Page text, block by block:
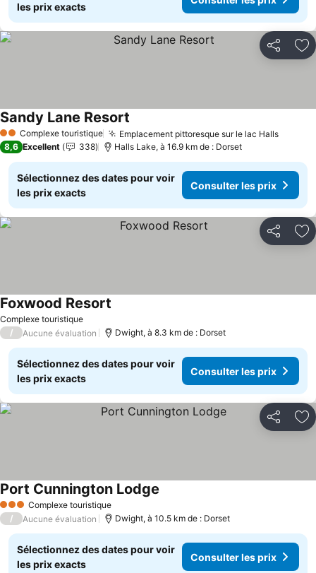
les prix exacts
Partager
2 ÉtoilesComplexe touristique Emplacement pittoresque sur le lac Halls
Sandy Lane Resort
8,6 Excellent 338 Halls Lake, à 16.9 km de : Dorset
Sélectionnez des dates pour voir
les prix exacts
Consulter les prix
Partager
Complexe touristique
Foxwood Resort
/ Aucune évaluation Dwight, à 8.3 km de : Dorset
Sélectionnez des dates pour voir
les prix exacts
Consulter les prix
Partager
3 ÉtoilesComplexe touristique
Port Cunnington Lodge
/ Aucune évaluation Dwight, à 10.5 km de : Dorset
Sélectionnez des dates pour voir
les prix exacts
Consulter les prix